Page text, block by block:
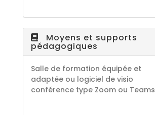
Moyens et supports
pédagogiques
Salle de formation équipée et
adaptée ou logiciel de visio
conférence type Zoom ou Teams